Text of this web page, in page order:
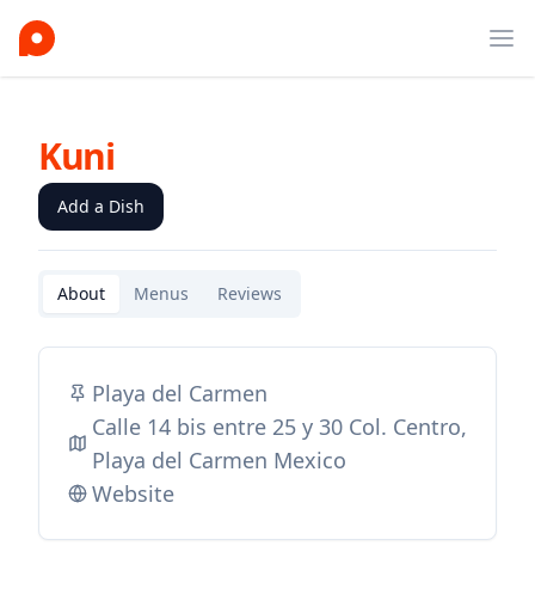
Kuni
Add a Dish
About Menus Reviews
Playa del Carmen
Calle 14 bis entre 25 y 30 Col. Centro,
Playa del Carmen Mexico
Website